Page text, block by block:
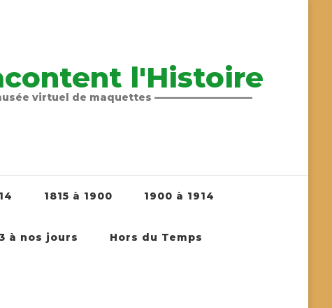
l'Histoire
virtuel de maquettes ——————————
1815 à 1900 1900 à 1914
à nos jours Hors du Temps